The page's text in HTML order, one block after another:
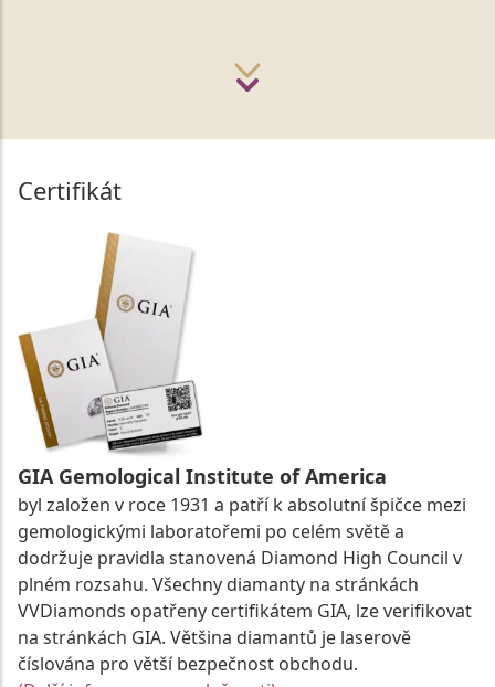
Certifikát
GIA Gemological Institute of America
byl založen v roce 1931 a patří k absolutní špičce mezi
gemologickými laboratořemi po celém světě a
dodržuje pravidla stanovená Diamond High Council v
plném rozsahu. Všechny diamanty na stránkách
VVDiamonds opatřeny certifikátem GIA, lze verifikovat
na stránkách GIA. Většina diamantů je laserově
číslována pro větší bezpečnost obchodu.